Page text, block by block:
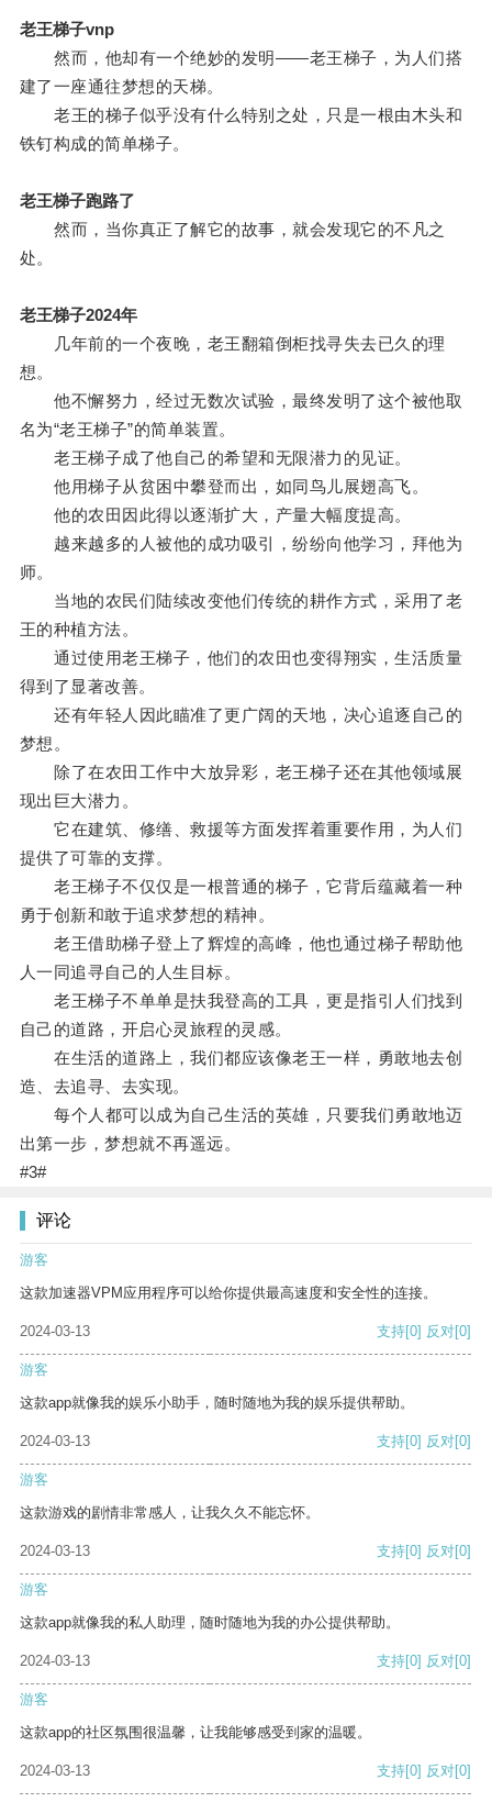
老王梯子vnp
然而，他却有一个绝妙的发明——老王梯子，为人们搭
建了一座通往梦想的天梯。
老王的梯子似乎没有什么特别之处，只是一根由木头和
铁钉构成的简单梯子。
老王梯子跑路了
然而，当你真正了解它的故事，就会发现它的不凡之
处。
老王梯子2024年
几年前的一个夜晚，老王翻箱倒柜找寻失去已久的理
想。
他不懈努力，经过无数次试验，最终发明了这个被他取
名为“老王梯子”的简单装置。
老王梯子成了他自己的希望和无限潜力的见证。
他用梯子从贫困中攀登而出，如同鸟儿展翅高飞。
他的农田因此得以逐渐扩大，产量大幅度提高。
越来越多的人被他的成功吸引，纷纷向他学习，拜他为
师。
当地的农民们陆续改变他们传统的耕作方式，采用了老
王的种植方法。
通过使用老王梯子，他们的农田也变得翔实，生活质量
得到了显著改善。
还有年轻人因此瞄准了更广阔的天地，决心追逐自己的
梦想。
除了在农田工作中大放异彩，老王梯子还在其他领域展
现出巨大潜力。
它在建筑、修缮、救援等方面发挥着重要作用，为人们
提供了可靠的支撑。
老王梯子不仅仅是一根普通的梯子，它背后蕴藏着一种
勇于创新和敢于追求梦想的精神。
老王借助梯子登上了辉煌的高峰，他也通过梯子帮助他
人一同追寻自己的人生目标。
老王梯子不单单是扶我登高的工具，更是指引人们找到
自己的道路，开启心灵旅程的灵感。
在生活的道路上，我们都应该像老王一样，勇敢地去创
造、去追寻、去实现。
每个人都可以成为自己生活的英雄，只要我们勇敢地迈
出第一步，梦想就不再遥远。
#3#
评论
游客
这款加速器VPM应用程序可以给你提供最高速度和安全性的连接。
2024-03-13 支持[0] 反对[0]
游客
这款app就像我的娱乐小助手，随时随地为我的娱乐提供帮助。
2024-03-13 支持[0] 反对[0]
游客
这款游戏的剧情非常感人，让我久久不能忘怀。
2024-03-13 支持[0] 反对[0]
游客
这款app就像我的私人助理，随时随地为我的办公提供帮助。
2024-03-13 支持[0] 反对[0]
游客
这款app的社区氛围很温馨，让我能够感受到家的温暖。
2024-03-13 支持[0] 反对[0]